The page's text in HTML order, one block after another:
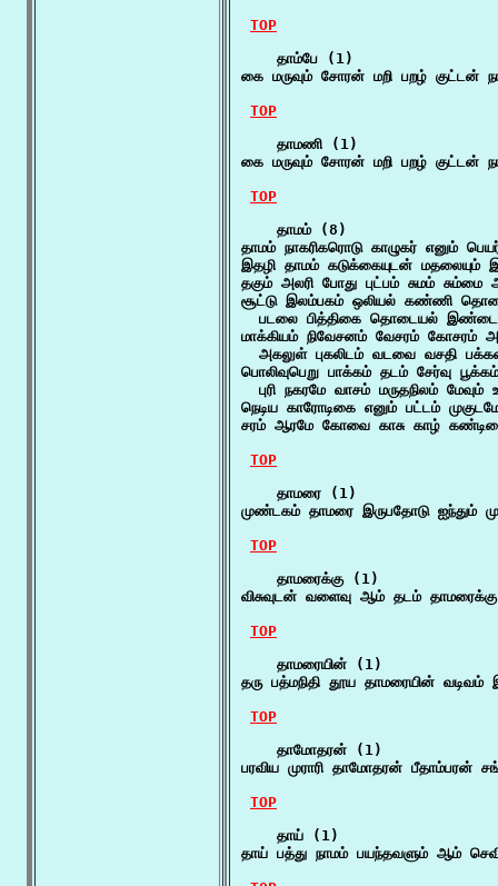
TOP
    தாம்பே (1)
கை மருவும் சோரன் மறி பறழ் குட்டன்
TOP
    தாமணி (1)
கை மருவும் சோரன் மறி பறழ் குட்டன்
TOP
    தாமம் (8)
தாமம் நாகரிகரொடு காழுகர் எனும்
இதழி தாமம் கடுக்கையுடன்
தகும் அலரி போது புட்பம் சுமம்
சூட்டு இலம்பகம் ஒலியல் கண்ணி
படலை பித்திகை தொடையல் இண்டை
மாக்கியம் நிவேசனம் வேசரம் கோசரம்
அகலுள் புகலிடம் வடவை வசதி
பொலிவுபெறு பாக்கம் தடம் சேர்வு
புரி நகரமே வாசம் மருதநிலம்
நெடிய காரோடிகை எனும் பட்டம்
சரம் ஆரமே கோவை காசு காழ்
TOP
    தாமரை (1)
முண்டகம் தாமரை இருபதோடு ஐந்தும்
TOP
    தாமரைக்கு (1)
விசுவுடன் வளைவு ஆம் தடம்
TOP
    தாமரையின் (1)
தரு பத்மநிதி தூய தாமரையின்
TOP
    தாமோதரன் (1)
பரவிய முராரி தாமோதரன் பீதாம்பரன்
TOP
    தாய் (1)
தாய் பத்து நாமம் பயந்தவளும் ஆம்